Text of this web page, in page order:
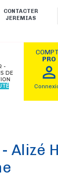
CONTACTER
JEREMIAS
-
DE
PRO
perm_identity
Alizé